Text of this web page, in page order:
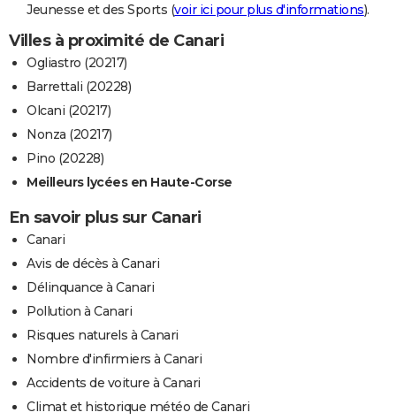
Jeunesse et des Sports (voir ici pour plus d'informations).
Villes à proximité de Canari
Ogliastro (20217)
Barrettali (20228)
Olcani (20217)
Nonza (20217)
Pino (20228)
Meilleurs lycées en Haute-Corse
En savoir plus sur Canari
Canari
Avis de décès à Canari
Délinquance à Canari
Pollution à Canari
Risques naturels à Canari
Nombre d'infirmiers à Canari
Accidents de voiture à Canari
Climat et historique météo de Canari